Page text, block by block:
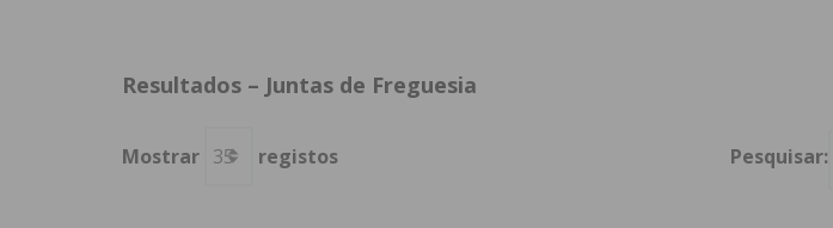
Resultados – Juntas de Freguesia
Mostrar registos Pesquisar: